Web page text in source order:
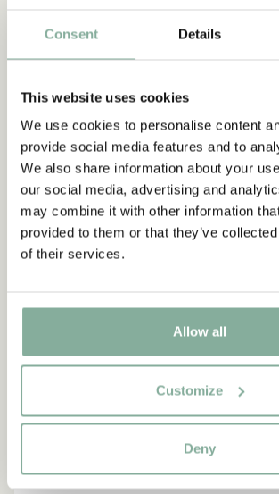
Consent Details
This website uses cookies
We use cookies to personalise content
provide social media features and to
We also share information about your
our social media, advertising and
may combine it with other information
provided to them or that they’ve
of their services.
Allow all
Customize
Deny
SHOP
ALLES MIT MIO